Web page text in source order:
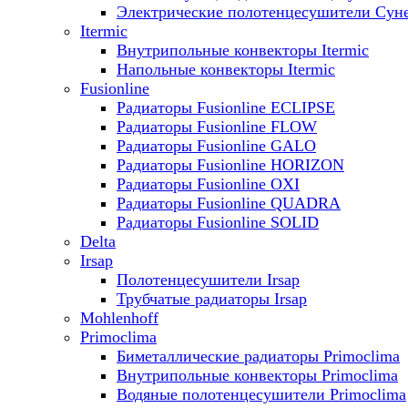
Электрические полотенцесушители
Itermic
Внутрипольные конвекторы Itermic
Напольные конвекторы Itermic
Fusionline
Радиаторы Fusionline ECLIPSE
Радиаторы Fusionline FLOW
Радиаторы Fusionline GALO
Радиаторы Fusionline HORIZON
Радиаторы Fusionline OXI
Радиаторы Fusionline QUADRA
Радиаторы Fusionline SOLID
Delta
Irsap
Полотенцесушители Irsap
Трубчатые радиаторы Irsap
Mohlenhoff
Primoclima
Биметаллические радиаторы Primoclima
Внутрипольные конвекторы Primoclima
Водяные полотенцесушители Primoclima